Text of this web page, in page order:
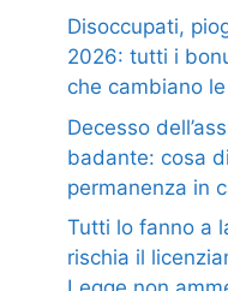
Disoccupati,
2026: tutti i
che cambiano
Decesso
badante: cosa
permanenza in
Tutti lo fanno a
rischia il